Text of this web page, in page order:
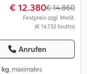
€ 12.380€ 14.860
Festpreis zzgl. MwSt.
(€ 14.732 brutto)
Anrufen
kg, maximales